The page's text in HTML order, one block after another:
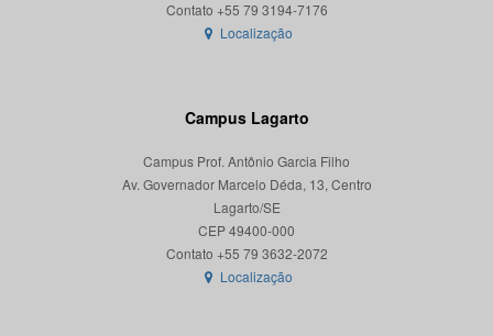
Localização
Campus Lagarto
Campus Prof. Antônio Garcia Filho
Av. Governador Marcelo Déda, 13, Centro
Lagarto/SE
CEP 49400-000
Localização